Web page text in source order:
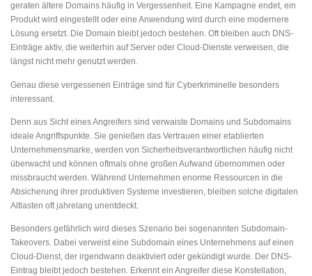
geraten ältere Domains häufig in Vergessenheit. Eine Kampagne endet, ein
Produkt wird eingestellt oder eine Anwendung wird durch eine modernere
Lösung ersetzt. Die Domain bleibt jedoch bestehen. Oft bleiben auch DNS-
Einträge aktiv, die weiterhin auf Server oder Cloud-Dienste verweisen, die
längst nicht mehr genutzt werden.
Genau diese vergessenen Einträge sind für Cyberkriminelle besonders
interessant.
Denn aus Sicht eines Angreifers sind verwaiste Domains und Subdomains
ideale Angriffspunkte. Sie genießen das Vertrauen einer etablierten
Unternehmensmarke, werden von Sicherheitsverantwortlichen häufig nicht
überwacht und können oftmals ohne großen Aufwand übernommen oder
missbraucht werden. Während Unternehmen enorme Ressourcen in die
Absicherung ihrer produktiven Systeme investieren, bleiben solche digitalen
Altlasten oft jahrelang unentdeckt.
Besonders gefährlich wird dieses Szenario bei sogenannten Subdomain-
Takeovers. Dabei verweist eine Subdomain eines Unternehmens auf einen
Cloud-Dienst, der irgendwann deaktiviert oder gekündigt wurde. Der DNS-
Eintrag bleibt jedoch bestehen. Erkennt ein Angreifer diese Konstellation,